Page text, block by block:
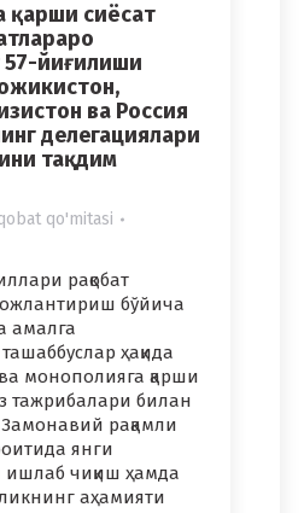
қарши сиёсат
57-йиғилиши
ва Россия
делегациялари
тақдим
qo'mitasi
рақобат
бўйича
амалга
ҳақида
монополияга қарши
тажрибалари билан
рақамли
янги
чиқиш ҳамда
аҳамияти